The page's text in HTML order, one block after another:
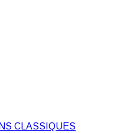
CLASSIQUES